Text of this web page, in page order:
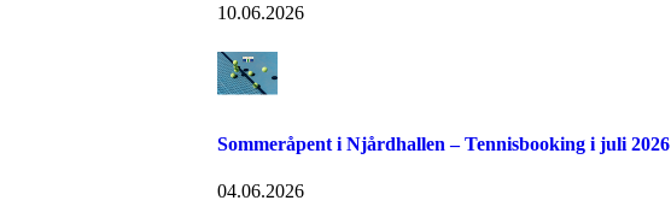
10.06.2026
Sommeråpent i Njårdhallen – Tennisbooking i juli 2026
04.06.2026